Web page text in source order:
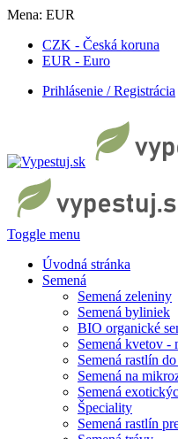
Mena: EUR
CZK - Česká koruna
EUR - Euro
Prihlásenie / Registrácia
Toggle menu
Úvodná stránka
Semená
Semená zeleniny
Semená byliniek
BIO organické
Semená kvetov -
Semená rastlín
Semená na
Semená
Špeciality
Semená rastlín